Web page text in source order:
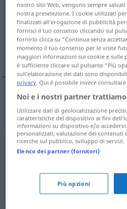
Panoramica di tutte le
(Fai clic sulla/Tocca traduzione per
amarillento
amarillento gelblich
nostro sito Web, vengono sempre
nostra preselezione. I cookie utilizzati
finalizzati all’erogazione di pubblicità
fornisci il tuo consenso cliccando sul
fornirlo clicca su “Continua senza
momento il tuo consenso per le visite
maggiori informazioni sui cookie e sulle
è sufficiente cliccare sul pulsante “Più
sull’elaborazione dei dati sono
privacy. Qui è possibile invece
Noi e i nostri partner
Utilizzare dati di geolocalizzazione
caratteristiche del dispositivo ai fini
informazioni su dispositivo e/o
personalizzati, valutazione dei contenuti
ricerche sul pubblico, sviluppo di servizi.
Elenco dei partner (fornitori)
Più opzioni